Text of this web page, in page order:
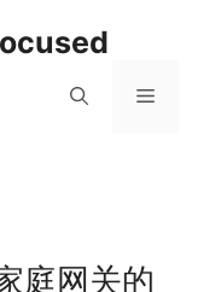
菜
庭网关的